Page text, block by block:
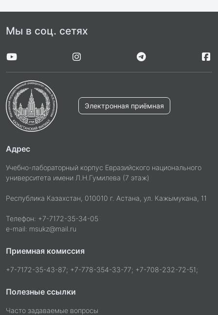
Мы в соц. сетях
Электронная приёмная
Адрес
Учебно-лабораторный корпус Евразийского национального
университета имени Л.Н.Гумилева (7 этаж)
Республика Казахстан, 010010 г. Астана, ул. Кажымукана, 11
Телефон: +7-7172-35-34-05
e-mail: msukz@mail.ru
Приемная комиссия
+7-7172-35-43-87; +7-778-354-33-77; +7-708-232-72-51;
Полезные ссылки
Часто задаваемые вопросы